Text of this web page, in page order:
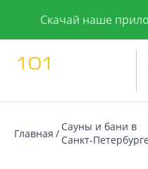
Скачай наше
Главная
Сауны и бани в
Санкт-Петербурге